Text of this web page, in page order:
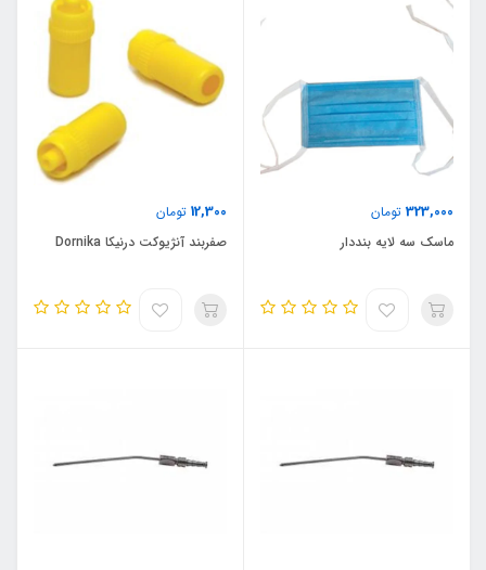
323,000 تومان
ماسک سه لایه بنددار
12,300 تومان
صفربند آنژیوکت درنیکا Dornika